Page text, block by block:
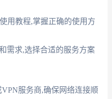
用教程,掌握正确的使用方
需求,选择合适的服务方案
服务商,确保网络连接顺